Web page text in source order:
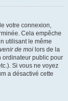
votre connexion,
Cela empêche
utilisant le même
de moi lors de la
ordinateur public pour
Si vous ne voyez
a désactivé cette